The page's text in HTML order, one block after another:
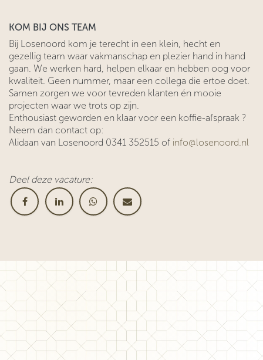
KOM BIJ ONS TEAM
Bij Losenoord kom je terecht in een klein, hecht en
gezellig team waar vakmanschap en plezier hand in hand
gaan. We werken hard, helpen elkaar en hebben oog voor
kwaliteit. Geen nummer, maar een collega die ertoe doet.
Samen zorgen we voor tevreden klanten én mooie
projecten waar we trots op zijn.
Enthousiast geworden en klaar voor een koffie-afspraak ?
Neem dan contact op:
Alidaan van Losenoord 0341 352515 of info@losenoord.nl
Deel deze vacature: